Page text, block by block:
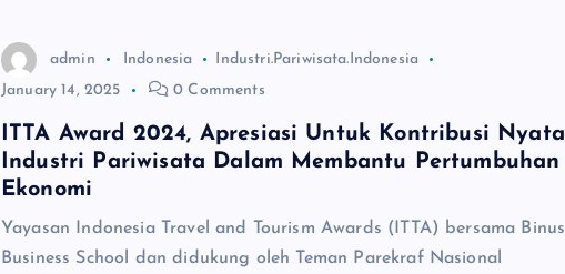
admin Indonesia
Industri.Pariwisata.Indonesia
January 14, 2025
0 Comments
ITTA Award 2024, Apresiasi Untuk Kontribusi Nyata
Industri Pariwisata Dalam Membantu Pertumbuhan
Ekonomi
Yayasan Indonesia Travel and Tourism Awards (ITTA) bersama Binus
Business School dan didukung oleh Teman Parekraf Nasional